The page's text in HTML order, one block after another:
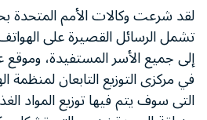
لقد شرعت وكالات الأمم المتحدة
تشمل الرسائل القصيرة على
إلى جميع الأسر المستفيدة،
في مركزى التوزيع التابعان
التى سوف يتم فيها توزيع المواد